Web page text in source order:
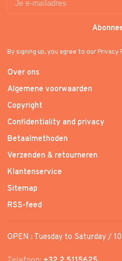
By signing up, you agree to our Privacy
Over ons
Algemene voorwaarden
Copyright
Confidentiality and privacy
Betaalmethoden
Verzenden & retourneren
Klantenservice
Sitemap
RSS-feed
OPEN : Tuesday to Saturday /